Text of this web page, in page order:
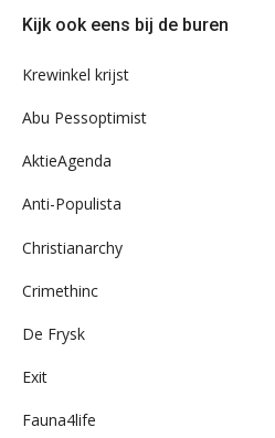
ons
Kijk ook eens bij de buren
Krewinkel krijst
Abu Pessoptimist
AktieAgenda
Anti-Populista
Christianarchy
Crimethinc
De Frysk
Exit
Fauna4life